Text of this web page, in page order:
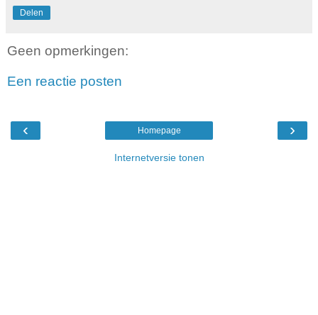
Delen
Geen opmerkingen:
Een reactie posten
‹ ›
Homepage
Internetversie tonen